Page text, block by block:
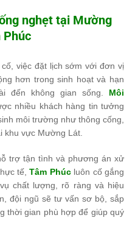
nghẹt tại Mường
Phúc
việc đặt lịch sớm với đơn vị
hơn trong sinh hoạt và hạn
đến không gian sống. Môi
nhiều khách hàng tin tưởng
môi trường như thông cống,
khu vực Mường Lát.
trợ tận tình và phương án xử
tế,Tâm Phúcluôn cố gắng
chất lượng, rõ ràng và hiệu
đội ngũ sẽ tư vấn sơ bộ, sắp
thời gian phù hợp để giúp quý